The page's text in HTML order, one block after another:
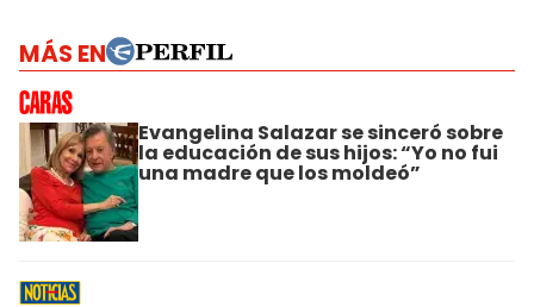
MÁS EN
Evangelina Salazar se sinceró sobre
la educación de sus hijos: “Yo no fui
una madre que los moldeó”